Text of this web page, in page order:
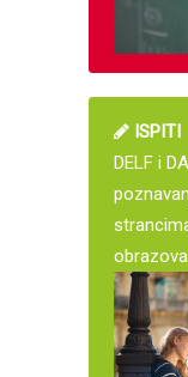
ISPITI
DELF i